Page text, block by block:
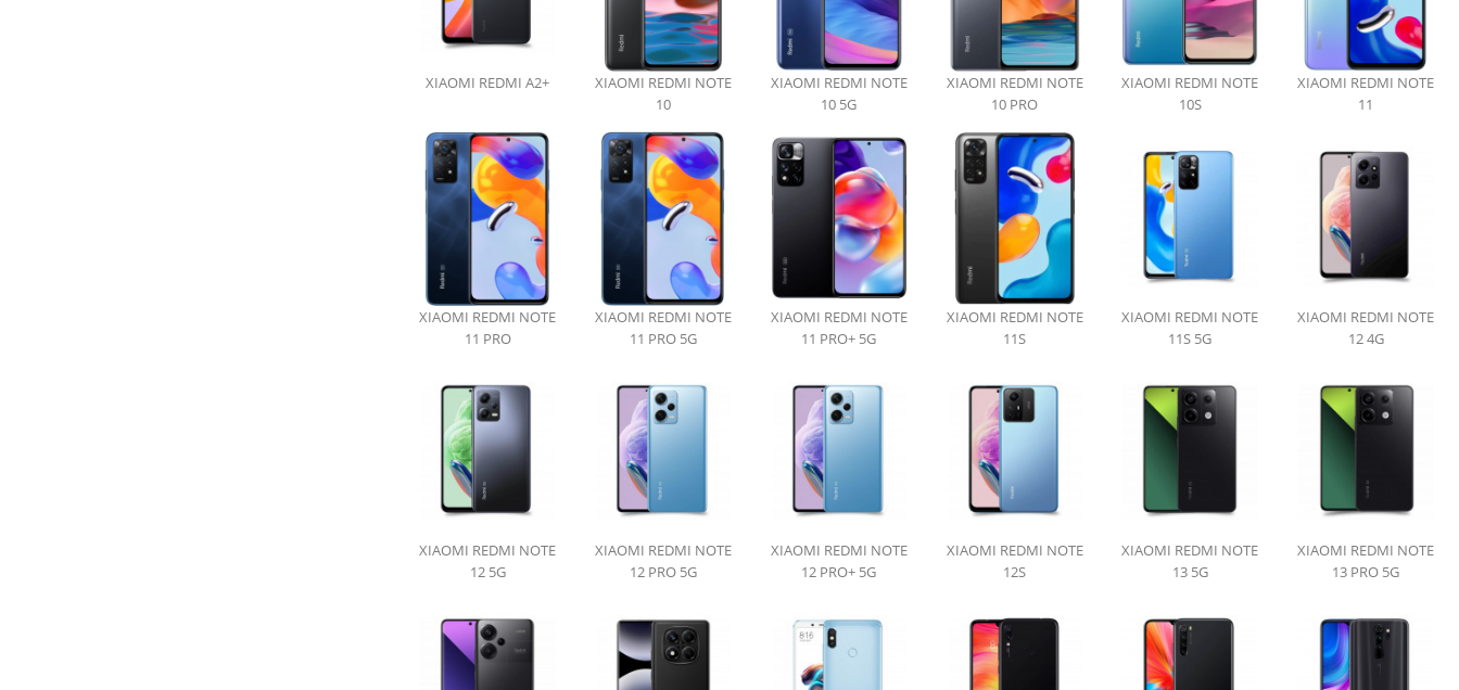
XIAOMI REDMI A2+
XIAOMI REDMI NOTE
10
XIAOMI REDMI NOTE
10 5G
XIAOMI REDMI NOTE
10 PRO
XIAOMI REDMI NOTE
10S
XIAOMI REDMI NOTE
11
XIAOMI REDMI NOTE
11 PRO
XIAOMI REDMI NOTE
11 PRO 5G
XIAOMI REDMI NOTE
11 PRO+ 5G
XIAOMI REDMI NOTE
11S
XIAOMI REDMI NOTE
11S 5G
XIAOMI REDMI NOTE
12 4G
XIAOMI REDMI NOTE
12 5G
XIAOMI REDMI NOTE
12 PRO 5G
XIAOMI REDMI NOTE
12 PRO+ 5G
XIAOMI REDMI NOTE
12S
XIAOMI REDMI NOTE
13 5G
XIAOMI REDMI NOTE
13 PRO 5G